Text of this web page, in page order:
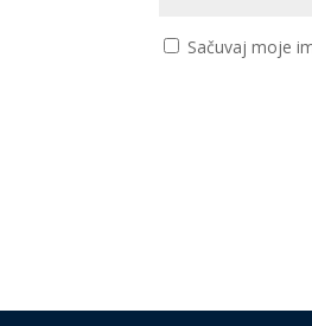
Sačuvaj moje